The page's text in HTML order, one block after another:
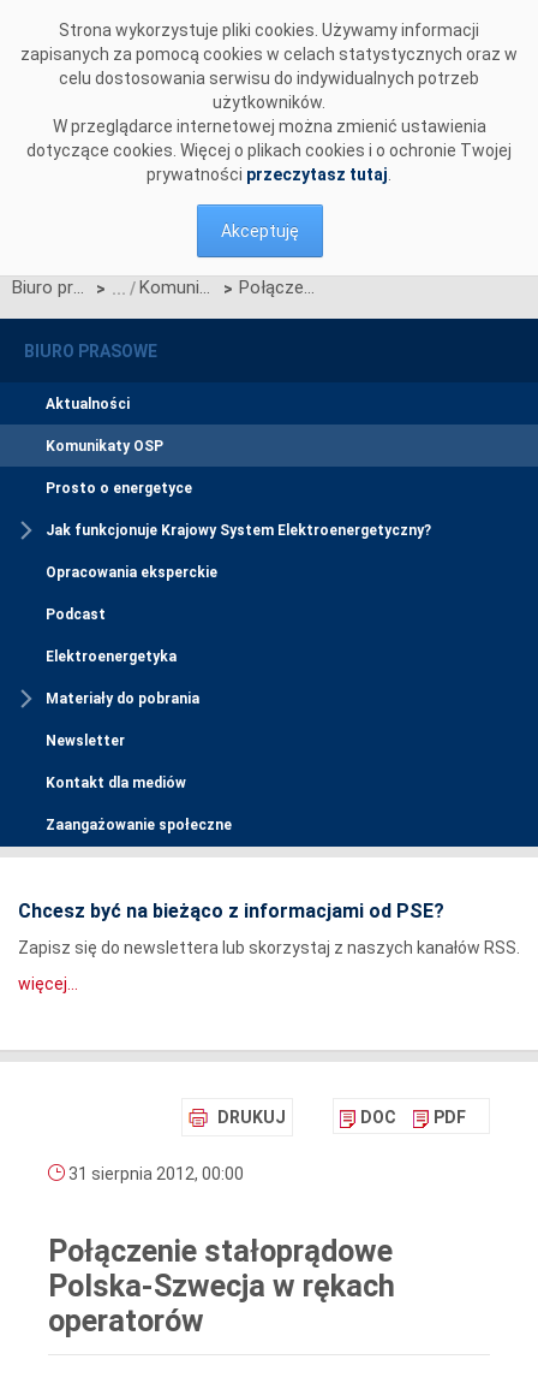
Strona wykorzystuje pliki cookies. Używamy informacji
zapisanych za pomocą cookies w celach statystycznych oraz w
celu dostosowania serwisu do indywidualnych potrzeb
użytkowników.
W przeglądarce internetowej można zmienić ustawienia
dotyczące cookies. Więcej o plikach cookies i o ochronie Twojej
prywatności przeczytasz tutaj
Akceptuję
Biuro prasowe > Komunikaty OSP > Połączenie stałoprądowe Polska-Szwecja w rękach operatorów
BIURO PRASOWE
Aktualności
Komunikaty OSP
Prosto o energetyce
Jak funkcjonuje Krajowy System Elektroenergetyczny?
Opracowania eksperckie
Podcast
Elektroenergetyka
Materiały do pobrania
Newsletter
Kontakt dla mediów
Zaangażowanie społeczne
Chcesz być na bieżąco z informacjami od PSE?
Zapisz się do newslettera lub skorzystaj z naszych kanałów RSS.
więcej...
DRUKUJ DOC PDF
31 sierpnia 2012, 00:00
Połączenie stałoprądowe
Polska-Szwecja w rękach
operatorów